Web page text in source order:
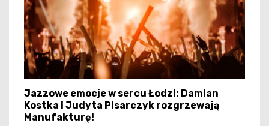
Jazzowe emocje w sercu Łodzi: Damian
Kostka i Judyta Pisarczyk rozgrzewają
Manufakturę!